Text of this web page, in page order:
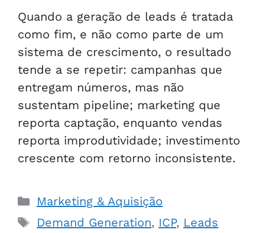
Quando a geração de leads é tratada
como fim, e não como parte de um
sistema de crescimento, o resultado
tende a se repetir: campanhas que
entregam números, mas não
sustentam pipeline; marketing que
reporta captação, enquanto vendas
reporta improdutividade; investimento
crescente com retorno inconsistente.
Marketing & Aquisição
Demand Generation, ICP, Leads